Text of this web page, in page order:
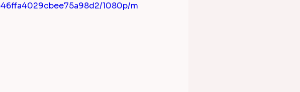
1080p/m